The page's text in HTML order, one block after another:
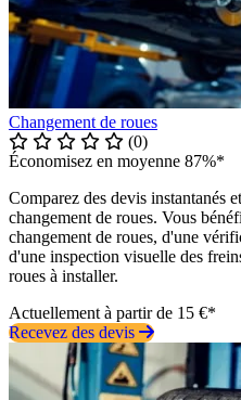
Changement de roues
(0)
Économisez en moyenne 87%*
Comparez des devis instantanés
changement de roues. Vous
changement de roues, d'une
d'une inspection visuelle des
roues à installer.
Actuellement à partir de 15 €*
Recevez des devis